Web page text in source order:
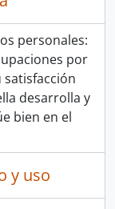
personales:
por
satisfacción
desarrolla y
bien en el
y uso